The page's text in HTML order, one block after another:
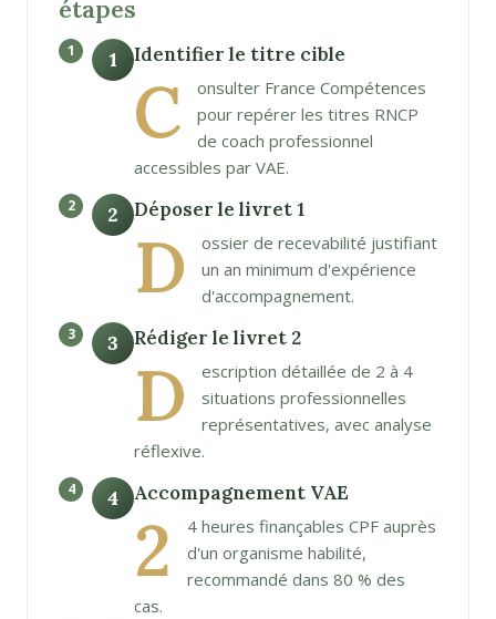
étapes
1 Identifier le titre cible
C
onsulter France Compétences
pour repérer les titres RNCP
de coach professionnel
accessibles par VAE.
2 Déposer le livret 1
D
ossier de recevabilité justifiant
un an minimum d'expérience
d'accompagnement.
3 Rédiger le livret 2
D
escription détaillée de 2 à 4
situations professionnelles
représentatives, avec analyse
réflexive.
4 Accompagnement VAE
2
4 heures finançables CPF auprès
d'un organisme habilité,
recommandé dans 80 % des
cas.